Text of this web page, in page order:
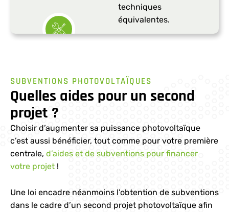
techniques
équivalentes.
SUBVENTIONS PHOTOVOLTAÏQUES
Quelles aides pour un second
projet ?
Choisir d’augmenter sa puissance photovoltaïque
c’est aussi bénéficier, tout comme pour votre première
centrale, d’aides et de subventions pour financer
votre projet !
Une loi encadre néanmoins l’obtention de subventions
dans le cadre d’un second projet photovoltaïque afin